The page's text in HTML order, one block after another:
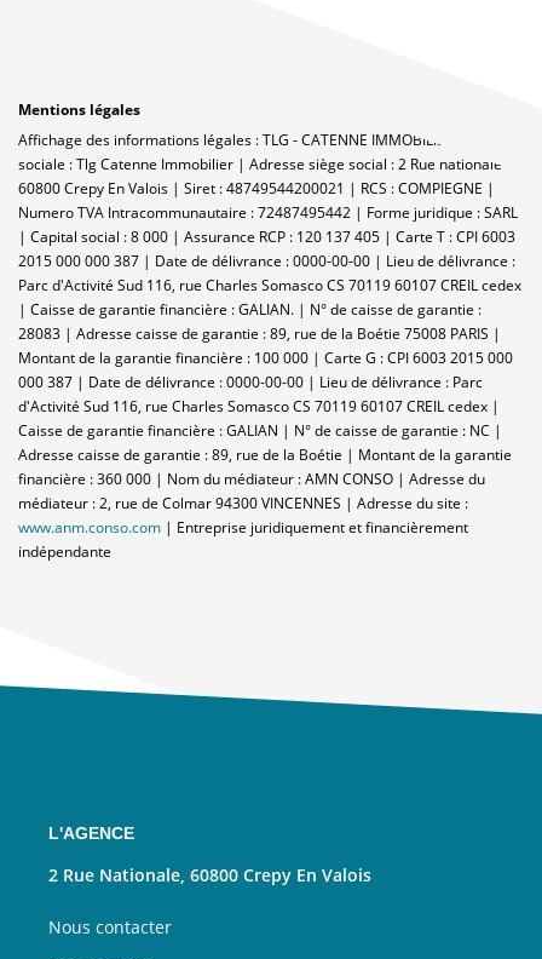
Mentions légales
Affichage des informations légales : TLG - CATENNE IMMOBILIER | Raison
sociale : Tlg Catenne Immobilier | Adresse siège social : 2 Rue nationale -
60800 Crepy En Valois | Siret : 48749544200021 | RCS : COMPIEGNE |
Numero TVA Intracommunautaire : 72487495442 | Forme juridique : SARL
| Capital social : 8 000 | Assurance RCP : 120 137 405 | Carte T : CPI 6003
2015 000 000 387 | Date de délivrance : 0000-00-00 | Lieu de délivrance :
Parc d'Activité Sud 116, rue Charles Somasco CS 70119 60107 CREIL cedex
| Caisse de garantie financière : GALIAN. | N° de caisse de garantie :
28083 | Adresse caisse de garantie : 89, rue de la Boétie 75008 PARIS |
Montant de la garantie financière : 100 000 | Carte G : CPI 6003 2015 000
000 387 | Date de délivrance : 0000-00-00 | Lieu de délivrance : Parc
d'Activité Sud 116, rue Charles Somasco CS 70119 60107 CREIL cedex |
Caisse de garantie financière : GALIAN | N° de caisse de garantie : NC |
Adresse caisse de garantie : 89, rue de la Boétie | Montant de la garantie
financière : 360 000 | Nom du médiateur : AMN CONSO | Adresse du
médiateur : 2, rue de Colmar 94300 VINCENNES | Adresse du site :
www.anm.conso.com | Entreprise juridiquement et financièrement
indépendante
L'AGENCE
2 Rue Nationale, 60800 Crepy En Valois
Nous contacter